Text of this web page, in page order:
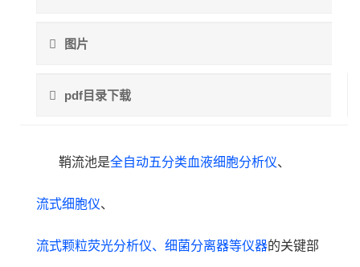
图片
pdf目录下载
鞘流池是全自动五分类血液细胞分析仪、
流式细胞仪、
流式颗粒荧光分析仪、细菌分离器等仪器的关键部